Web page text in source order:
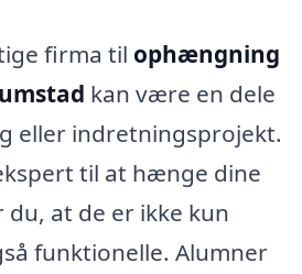
firma til ophængning
kan være en dele
eller indretningsprojekt.
til at hænge dine
at de er ikke kun
funktionelle. Alumner